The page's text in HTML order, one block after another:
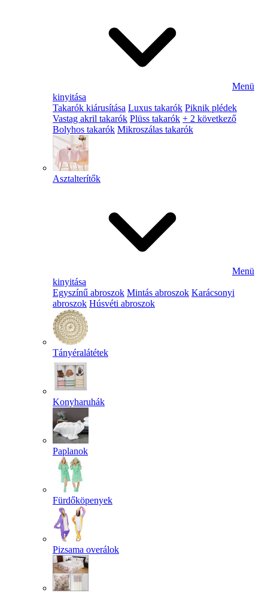
Menü
kinyitása
Takarók kiárusítása Luxus takarók Piknik plédek
Vastag akril takarók Plüss takarók + 2 következő
Bolyhos takarók Mikroszálas takarók
Asztalterítők
Menü
kinyitása
Egyszínű abroszok Mintás abroszok Karácsonyi
abroszok Húsvéti abroszok
Tányéralátétek
Konyharuhák
Paplanok
Fürdőköpenyek
Pizsama overálok